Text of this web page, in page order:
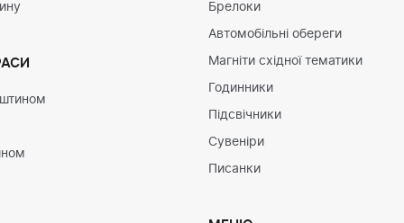
Брелоки
Автомобільні обереги
Магніти східної тематики
Годинники
Підсвічники
Сувеніри
Писанки